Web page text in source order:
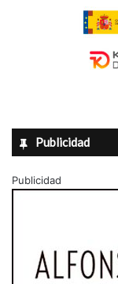
Publicidad
Publicidad